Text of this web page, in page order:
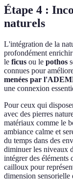
Étape 4 :
naturels
L'intégration de la
profondément
le ficus ou le pothos
connues pour
menées par
une connexion
Pour ceux qui
avec des pierres
matériaux comme le
ambiance calme et
du temps dans des
diminuer les niveaux
intégrer des éléments
cailloux pour
dimension sensorielle